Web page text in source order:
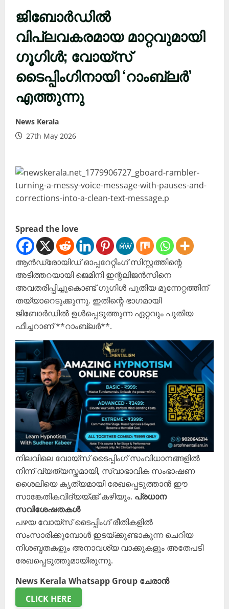
ജിബോർഡിൽ
വിപ്ലവകരമായ മാറ്റവുമായി
ഗൂഗിൾ; വോയ്‌സ്
ടൈപ്പിംഗിനായി ‘റാംബ്ലർ’
എത്തുന്നു
News Kerala
27th May 2026
Spread the love
ആൻഡ്രോയിഡ് ഓപ്പറേറ്റിംഗ് സിസ്റ്റത്തിന്റെ
അടിത്തറയായി ജെമിനി ഇന്റലിജൻസിനെ
അവതരിപ്പിച്ചുകൊണ്ട് ഗൂഗിൾ പുതിയ മുന്നേറ്റത്തിന്
തയ്യാറെടുക്കുന്നു. ഇതിന്റെ ഭാഗമായി
ജിബോർഡിൽ ഉൾപ്പെടുത്തുന്ന ഏറ്റവും പുതിയ
ഫീച്ചറാണ് **റാംബ്ലർ**.
നിലവിലെ വോയ്‌സ് ടൈപ്പിംഗ് സംവിധാനങ്ങളിൽ
നിന്ന് വ്യത്യസ്തമായി, സ്വാഭാവിക സംഭാഷണ
ശൈലിയെ കൃത്യമായി രേഖപ്പെടുത്താൻ ഈ
സാങ്കേതികവിദ്യയ്ക്ക് കഴിയും. പ്രധാന
സവിശേഷതകൾ
പഴയ വോയ്‌സ് ടൈപ്പിംഗ് രീതികളിൽ
സംസാരിക്കുമ്പോൾ ഇടയ്ക്കുണ്ടാകുന്ന ചെറിയ
നിശബ്ദതകളും അനാവശ്യ വാക്കുകളും അതേപടി
രേഖപ്പെടുത്തുമായിരുന്നു.
News Kerala Whatsapp Group ചേരാൻ
CLICK HERE